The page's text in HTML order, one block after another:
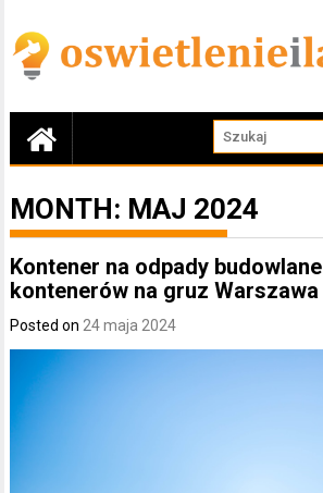
content
MONTH: MAJ 2024
Kontener na odpady
kontenerów na gruz Warszawa
Posted on 24 maja 2024